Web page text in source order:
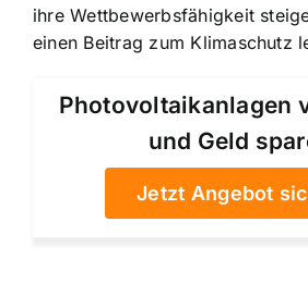
ihre Wettbewerbsfähigkeit
einen Beitrag zum Klimaschutz
Photovoltaikanlagen
und Geld
Jetzt Angebot